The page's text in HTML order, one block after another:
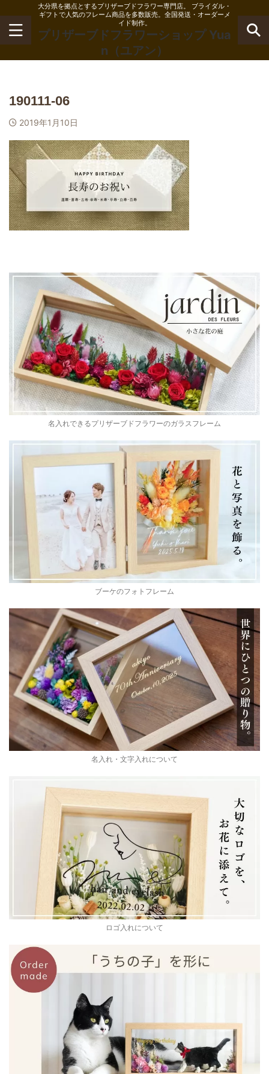
大分県を拠点とするプリザーブドフラワー専門店。 ブライダル・
ギフトで人気のフレーム商品を多数販売。全国発送・オーダーメ
イド制作。
プリザーブドフラワーショップ Yua
n（ユアン）
190111-06
2019年1月10日
名入れできるプリザーブドフラワーのガラスフレーム
ブーケのフォトフレーム
名入れ・文字入れについて
ロゴ入れについて